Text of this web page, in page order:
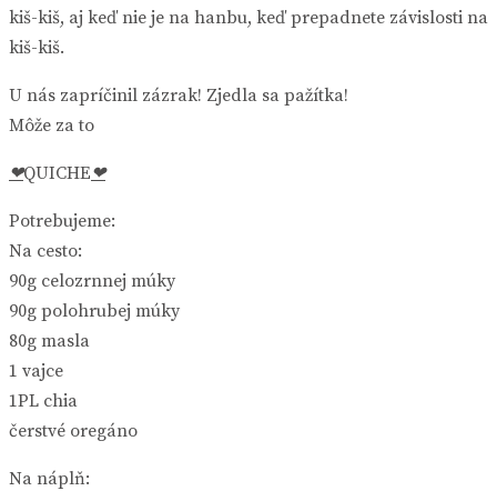
kiš-kiš, aj keď nie je na hanbu, keď prepadnete závislosti na
kiš-kiš.
U nás zapríčinil zázrak! Zjedla sa pažítka!
Môže za to
❤QUICHE❤
Potrebujeme:
Na cesto:
90g celozrnnej múky
90g polohrubej múky
80g masla
1 vajce
1PL chia
čerstvé oregáno
Na náplň: